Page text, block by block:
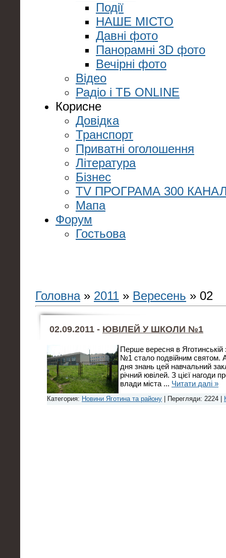
Події
НАШЕ МІСТО
Давні фото
Панорамні 3D фото
Вечірні фото
Відео
Радіо і ТБ ONLINE
Корисне
Довідка
Транспорт
Приватні оголошення
Література
Бізнес
TV ПРОГРАМА 300
Мапа
Форум
Гостьова
Головна» 2011 » Вересень » 02
02.09.2011 - ЮВІЛЕЙ У ШКОЛИ №1
Перше вересня в Яготинській
№1 стало подвійним святом.
дня знань цей навчальний
річний ювілей. З цієї нагоди
влади міста ... Читати далі »
Категория: Новини Яготина та району | Перегляди: 2224 |